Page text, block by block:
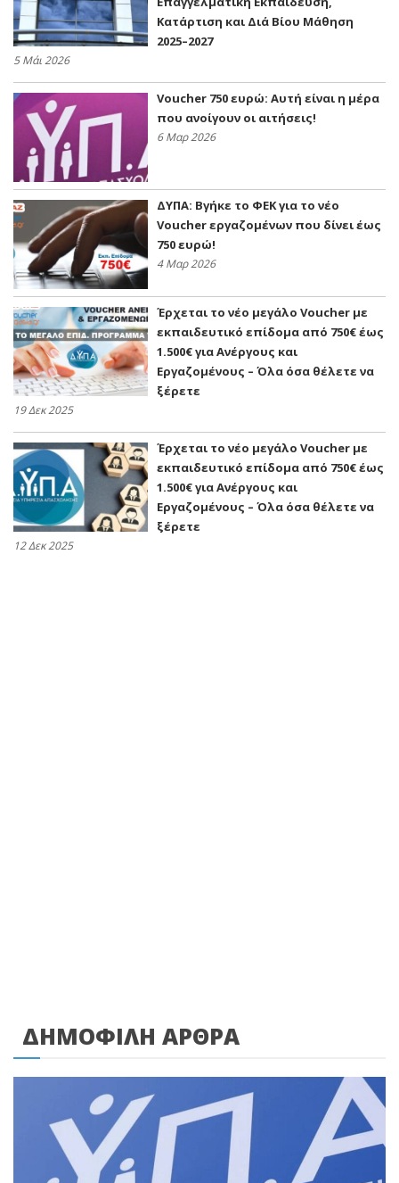
Κατάρτιση και Διά Βίου Μάθηση
2025–2027
5 Μάι 2026
Voucher 750 ευρώ: Αυτή είναι η μέρα
που ανοίγουν οι αιτήσεις!
6 Μαρ 2026
ΔΥΠΑ: Βγήκε το ΦΕΚ για το νέο
Voucher εργαζομένων που δίνει έως
750 ευρώ!
4 Μαρ 2026
Έρχεται το νέο μεγάλο Voucher με
εκπαιδευτικό επίδομα από 750€ έως
1.500€ για Ανέργους και
Εργαζομένους – Όλα όσα θέλετε να
ξέρετε
19 Δεκ 2025
Έρχεται το νέο μεγάλο Voucher με
εκπαιδευτικό επίδομα από 750€ έως
1.500€ για Ανέργους και
Εργαζομένους – Όλα όσα θέλετε να
ξέρετε
12 Δεκ 2025
ΔΗΜΟΦΙΛΗ ΑΡΘΡΑ